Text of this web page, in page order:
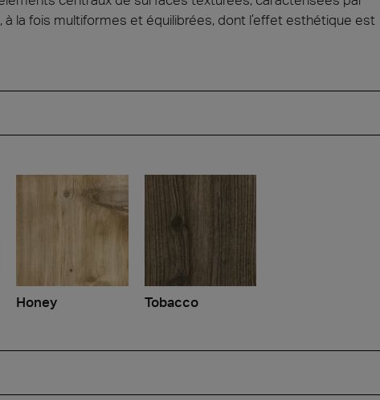
la fois multiformes et équilibrées, dont l’effet esthétique est
Honey Tobacco